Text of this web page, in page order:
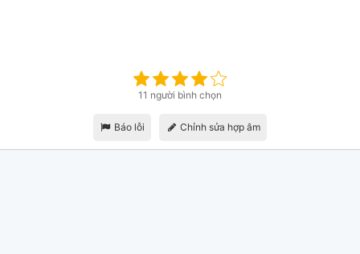
11 người bình chọn
Báo lỗi Chỉnh sửa hợp âm